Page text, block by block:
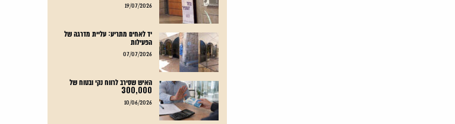
19/07/2026
יד לאחים מתריע: עליית מדרגה של
הפעילות
07/07/2026
האיש שסירב לרווח נקי ובטוח של
300,000
10/06/2026